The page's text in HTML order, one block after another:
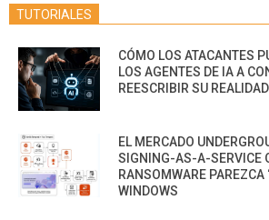
TUTORIALES
CÓMO LOS ATACANTES
LOS AGENTES DE IA A
REESCRIBIR SU REALIDAD
EL MERCADO
SIGNING-AS-A-SERVICE
RANSOMWARE PAREZCA
WINDOWS